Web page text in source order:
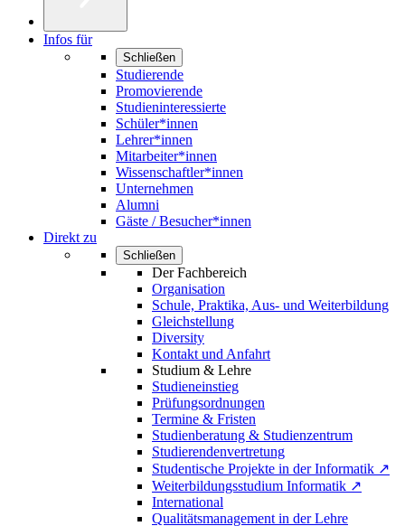
Infos für
Schließen
Studierende
Promovierende
Studieninteressierte
Schüler*innen
Lehrer*innen
Mitarbeiter*innen
Wissenschaftler*innen
Unternehmen
Alumni
Gäste / Besucher*innen
Direkt zu
Schließen
Der Fachbereich
Organisation
Schule, Praktika, Aus- und Weiterbildung
Gleichstellung
Diversity
Kontakt und Anfahrt
Studium & Lehre
Studieneinstieg
Prüfungsordnungen
Termine & Fristen
Studienberatung & Studienzentrum
Studierendenvertretung
Studentische Projekte in der Informatik ↗
Weiterbildungsstudium Informatik ↗
International
Qualitätsmanagement in der Lehre